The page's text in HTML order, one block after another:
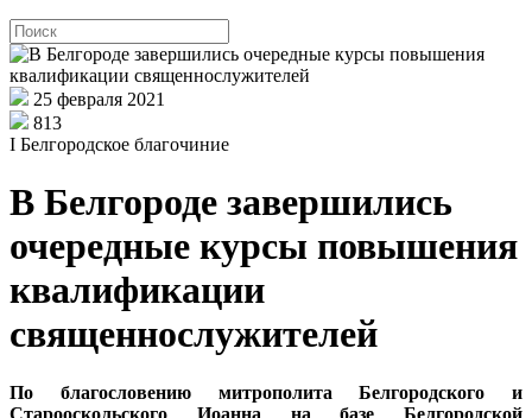
25 февраля 2021
813
I Белгородское благочиние
В Белгороде завершились
очередные курсы повышения
квалификации
священнослужителей
По благословению митрополита Белгородского и
Старооскольского Иоанна на базе Белгородской